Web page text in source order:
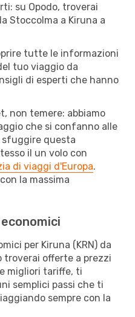
su Opodo, troverai
Stoccolma a Kiruna a
tutte le informazioni
tuo viaggio da
di esperti che hanno
non temere: abbiamo
che si confanno alle
sfuggire questa
il un volo con
di viaggi d'Europa.
la massima
per Kiruna (KRN) da
troverai offerte a prezzi
migliori tariffe, ti
semplici passi che ti
sempre con la